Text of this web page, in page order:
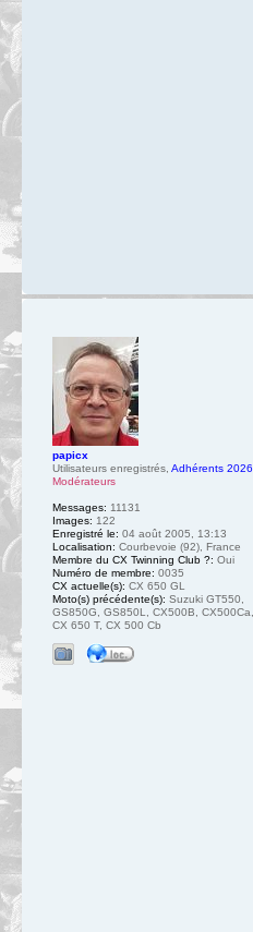
papicx
Utilisateurs enregistrés Adhérents 2026
Modérateurs
Messages: 11131
Images: 122
Enregistré le: 04 août 2005, 13:13
Localisation: Courbevoie (92), France
Membre du CX Twinning Club ?: Oui
Numéro de membre: 0035
CX actuelle(s): CX 650 GL
Moto(s) précédente(s): Suzuki GT550,
GS850G, GS850L, CX500B, CX500Ca,
CX 650 T, CX 500 Cb